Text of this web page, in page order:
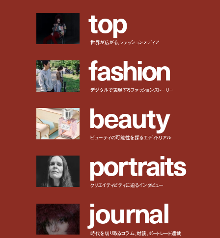
top
世界が広がる、ファッションメディア
fashion
デジタルで表現するファッションストーリー
beauty
ビューティの可能性を探るエディトリアル
portraits
クリエイティビティに迫るインタビュー
journal
時代を切り取るコラム、対談、ポートレート連載